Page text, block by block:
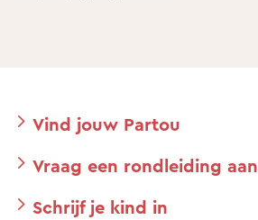
Vind jouw Partou
Vraag een rondleiding aan
Schrijf je kind in